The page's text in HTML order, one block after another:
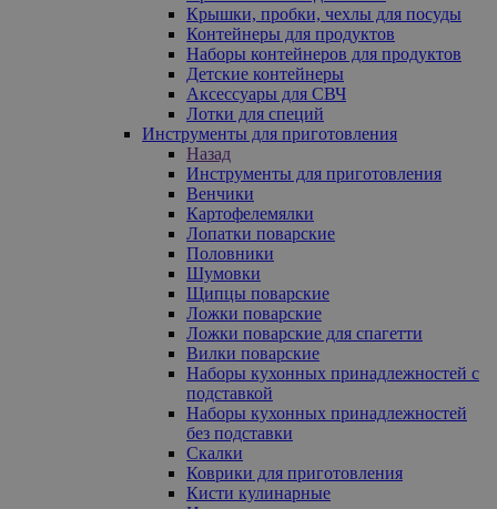
Крышки, пробки, чехлы для посуды
Контейнеры для продуктов
Наборы контейнеров для продуктов
Детские контейнеры
Аксессуары для СВЧ
Лотки для специй
Инструменты для приготовления
Назад
Инструменты для приготовления
Венчики
Картофелемялки
Лопатки поварские
Половники
Шумовки
Щипцы поварские
Ложки поварские
Ложки поварские для спагетти
Вилки поварские
Наборы кухонных принадлежностей с
подставкой
Наборы кухонных принадлежностей
без подставки
Скалки
Коврики для приготовления
Кисти кулинарные